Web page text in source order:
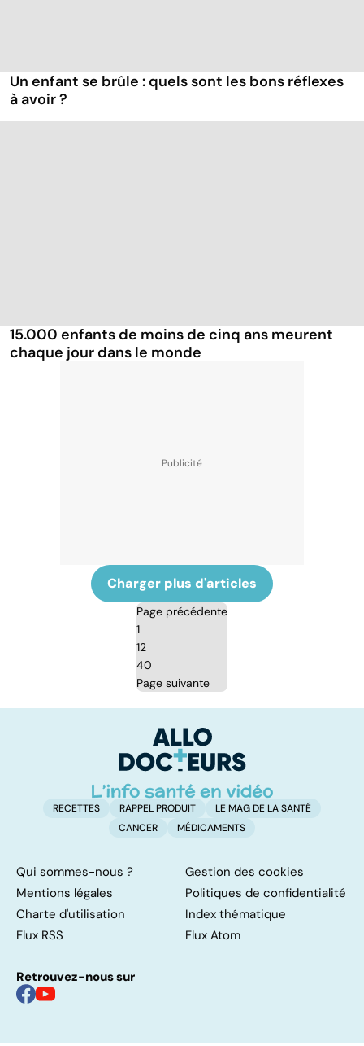
Un enfant se brûle : quels sont les bons réflexes
à avoir ?
15.000 enfants de moins de cinq ans meurent
chaque jour dans le monde
Charger plus d'articles
Page précédente
1
12
40
Page suivante
RECETTES RAPPEL PRODUIT
LE MAG DE LA SANTÉ
CANCER
MÉDICAMENTS
Qui sommes-nous ?
Gestion des cookies
Mentions légales
Politiques de confidentialité
Charte d'utilisation
Index thématique
Flux RSS
Flux Atom
Retrouvez-nous sur